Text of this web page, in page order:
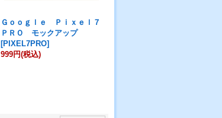
Ｇｏｏｇｌｅ Ｐｉｘｅｌ７
ＰＲＯ モックアップ
[PIXEL7PRO]
999円(税込)